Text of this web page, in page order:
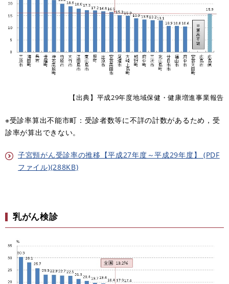
【出典】平成29年度地域保健・健康増進事業報告
※受診率算出不能市町：受診者数等に不詳の計数があるため，受
診率が算出できない。
子宮頸がん受診率の推移【平成27年度～平成29年度】 (PDF
ファイル)(288KB)
乳がん検診